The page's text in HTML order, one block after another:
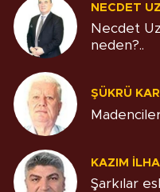
NECDET
Necdet
neden?..
ŞÜKRÜ
KAZIM
Şarkılar